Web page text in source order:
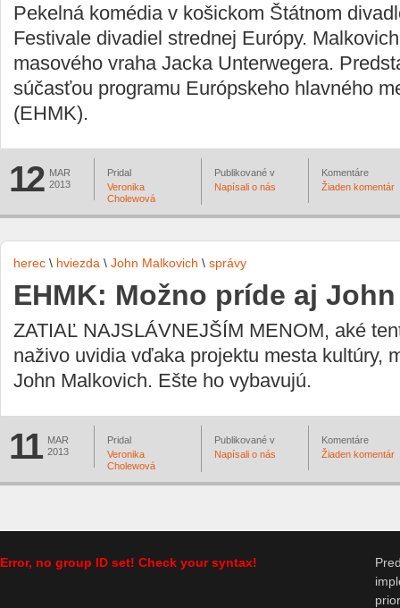
Pekelná komédia v košickom Štátnom
Festivale divadiel strednej Európy.
masového vraha Jacka Unterwegera.
súčasťou programu Európskeho hlavného
(EHMK).
12
MAR
2013
Pridal
Veronika
Cholewová
Publikované v
Napísali o nás
Komentáre
Žiaden komentár
herec \ hviezda \ John Malkovich \ správy
EHMK: Možno príde aj
ZATIAĽ NAJSLÁVNEJŠÍM MENOM, aké
naživo uvidia vďaka projektu mesta kultúry,
John Malkovich. Ešte ho vybavujú.
11
MAR
2013
Pridal
Veronika
Cholewová
Publikované v
Napísali o nás
Komentáre
Žiaden komentár
Error, no group ID set! Check your syntax!